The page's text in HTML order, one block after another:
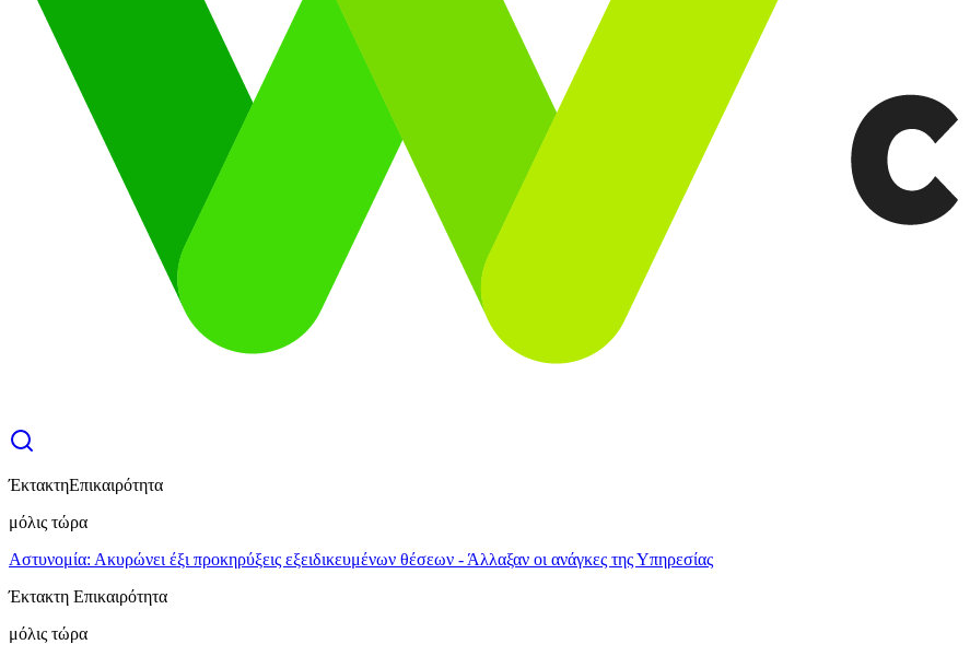
ΈκτακτηΕπικαιρότητα
μόλις τώρα
Αστυνομία: Ακυρώνει έξι προκηρύξεις εξειδικευμένων θέσεων - Άλλαξαν οι ανάγκες της Υπηρεσίας
Έκτακτη Επικαιρότητα
μόλις τώρα